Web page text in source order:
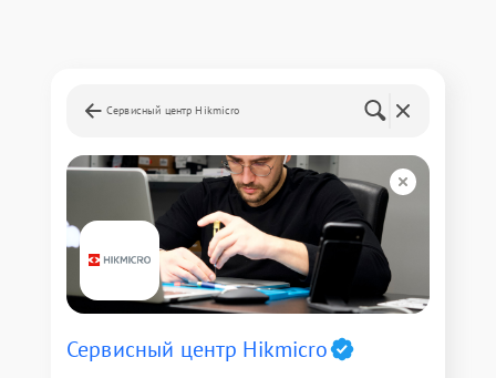
Сервисный центр Hikmicro
Сервисный центр Hikmicro